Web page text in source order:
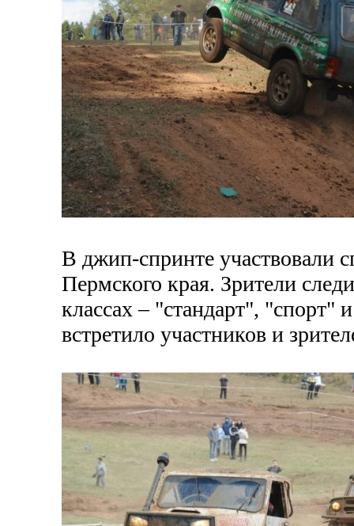
В джип-спринте участвовали
Пермского края. Зрители
классах – "стандарт",
встретило участников и